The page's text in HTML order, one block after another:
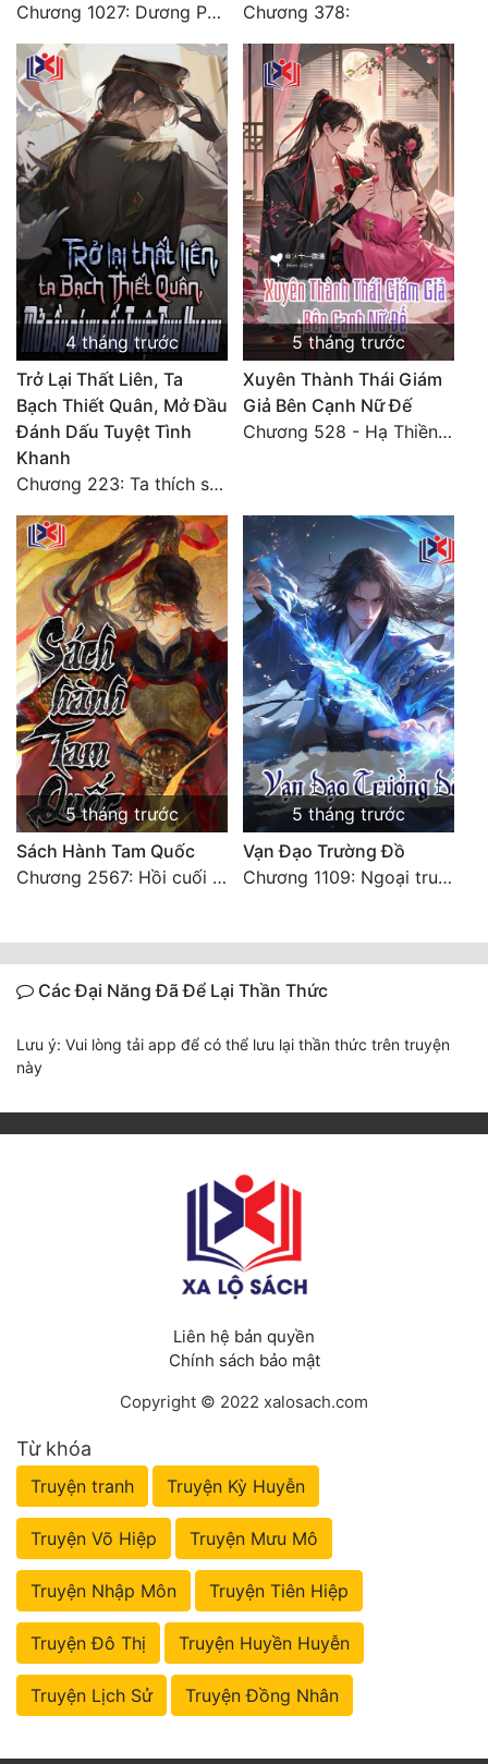
Chương 1027: Dương Phàm! Viễn Hàng!
Chương 378:
4 tháng trước
Trở Lại Thất Liên, Ta
Bạch Thiết Quân, Mở Đầu
Đánh Dấu Tuyệt Tình
Khanh
Chương 223: Ta thích sự tự tin của ngươi
5 tháng trước
Xuyên Thành Thái Giám
Giả Bên Cạnh Nữ Đế
Chương 528 - Hạ Thiền thiên 1
5 tháng trước
Sách Hành Tam Quốc
Chương 2567: Hồi cuối [HẾT]
5 tháng trước
Vạn Đạo Trường Đồ
Chương 1109: Ngoại truyện và Lời bạt
Các Đại Năng Đã Để Lại Thần Thức
Lưu ý: Vui lòng tải app để có thể lưu lại thần thức trên truyện
này
Liên hệ bản quyền
Chính sách bảo mật
Copyright © 2022 xalosach.com
Từ khóa
Truyện tranh Truyện Kỳ Huyễn
Truyện Võ Hiệp Truyện Mưu Mô
Truyện Nhập Môn Truyện Tiên Hiệp
Truyện Đô Thị Truyện Huyền Huyễn
Truyện Lịch Sử Truyện Đồng Nhân